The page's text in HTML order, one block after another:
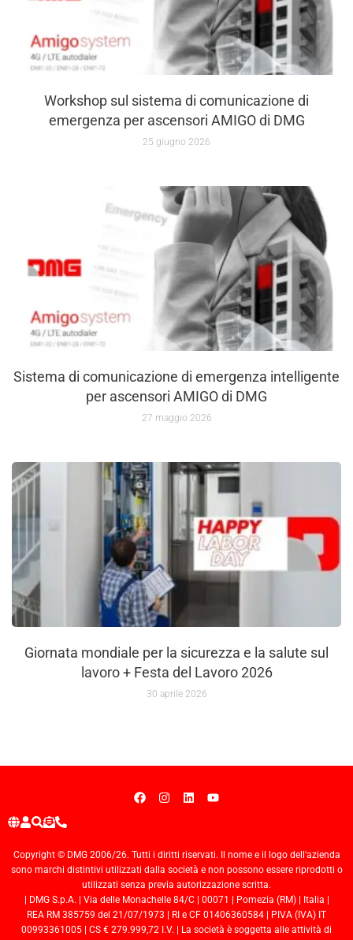
Workshop sul sistema di comunicazione di
emergenza per ascensori AMIGO di DMG
25 giugno 2026
Sistema di comunicazione di emergenza intelligente
per ascensori AMIGO di DMG
27 maggio 2026
Giornata mondiale per la sicurezza e la salute sul
lavoro + Festa del Lavoro 2026
30 aprile 2026
Copyright © DMG 2006/26. Tutti i diritti riservati. Il nome e il logo dell'azienda
sono marchi distintivi utilizzati dalla società e non possono essere riprodotti o
utilizzati senza previa autorizzazione scritta.
| DMG S.p.A. | Via delle Monachelle 84/C | 00071 | Pomezia (RM) | Italia |
REA RM 385759 del 21/07/1973 | RI e CF 01406360584 | PIVA (IVA) IT
00993361005 | CS € 279.999,72 I.V. | La società è soggetta alle attività di